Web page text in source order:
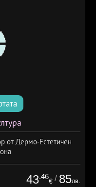
от Дермо-Естетичен
43.46
€ / 85лв.